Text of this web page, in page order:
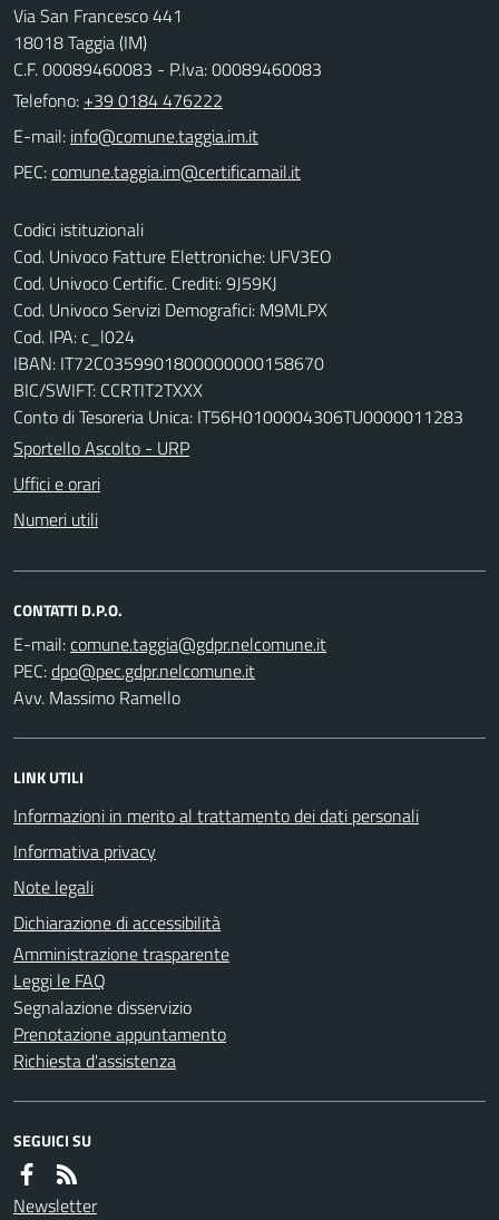
Via San Francesco 441
18018 Taggia (IM)
C.F. 00089460083 - P.Iva: 00089460083
Telefono: +39 0184 476222
E-mail:
PEC:
Codici istituzionali
Cod. Univoco Fatture Elettroniche: UFV3EO
Cod. Univoco Certific. Crediti: 9J59KJ
Cod. Univoco Servizi Demografici: M9MLPX
Cod. IPA: c_l024
IBAN: IT72C0359901800000000158670
BIC/SWIFT: CCRTIT2TXXX
Conto di Tesoreria Unica: IT56H0100004306TU0000011283
Sportello Ascolto - URP
Uffici e orari
Numeri utili
CONTATTI D.P.O.
E-mail:
PEC:
Avv. Massimo Ramello
LINK UTILI
Informazioni in merito al trattamento dei dati personali
Informativa privacy
Note legali
Dichiarazione di accessibilità
Amministrazione trasparente
Leggi le FAQ
Segnalazione disservizio
Prenotazione appuntamento
Richiesta d'assistenza
SEGUICI SU
Newsletter